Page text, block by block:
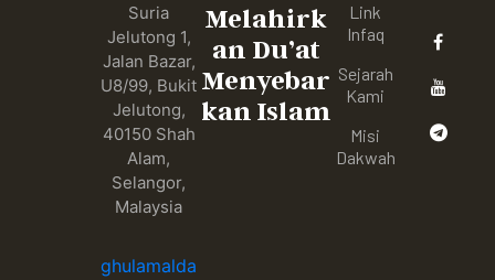
Suria
Jelutong 1,
Jalan Bazar,
U8/99, Bukit
Jelutong,
40150 Shah
Alam,
Selangor,
Malaysia
ghulamalda
Melahirk
an Du’at
Menyebar
kan Islam
Link
Infaq
Sejarah
Kami
Misi
Dakwah